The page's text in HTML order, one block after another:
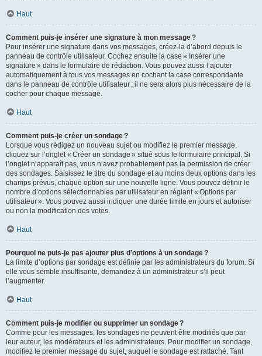
Haut
Comment puis-je insérer une signature à mon message ?
Pour insérer une signature dans vos messages, créez-la d’abord depuis le
panneau de contrôle utilisateur. Cochez ensuite la case « Insérer une
signature » dans le formulaire de rédaction. Vous pouvez aussi l’ajouter
automatiquement à tous vos messages en cochant la case correspondante
dans le panneau de contrôle utilisateur ; il ne sera alors plus nécessaire de la
cocher pour chaque message.
Haut
Comment puis-je créer un sondage ?
Lorsque vous rédigez un nouveau sujet ou modifiez le premier message,
cliquez sur l’onglet « Créer un sondage » situé sous le formulaire principal. Si
l’onglet n’apparaît pas, vous n’avez probablement pas la permission de créer
des sondages. Saisissez le titre du sondage et au moins deux options dans les
champs prévus, chaque option sur une nouvelle ligne. Vous pouvez définir le
nombre d’options sélectionnables par utilisateur en réglant « Options par
utilisateur ». Vous pouvez aussi indiquer une durée limite en jours et autoriser
ou non la modification des votes.
Haut
Pourquoi ne puis-je pas ajouter plus d’options à un sondage ?
La limite d’options par sondage est définie par les administrateurs du forum. Si
elle vous semble insuffisante, demandez à un administrateur s’il peut
l’augmenter.
Haut
Comment puis-je modifier ou supprimer un sondage ?
Comme pour les messages, les sondages ne peuvent être modifiés que par
leur auteur, les modérateurs et les administrateurs. Pour modifier un sondage,
modifiez le premier message du sujet, auquel le sondage est rattaché. Tant